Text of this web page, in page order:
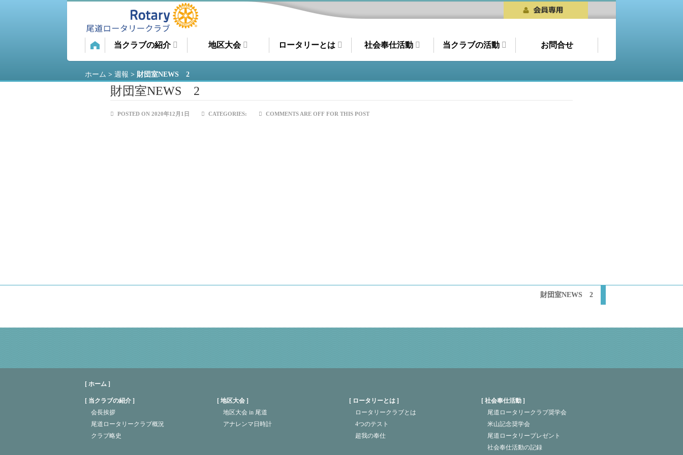
当クラブの紹介 地区大会 ロータリーとは 社会奉仕活動 当クラブの活動 お問合せ
ホーム > 週報 > 財団室NEWS 2
財団室NEWS 2
POSTED ON 2020年12月1日 CATEGORIES: COMMENTS ARE OFF FOR THIS POST
財団室NEWS 2
[ ホーム ]
当クラブの紹介
会長挨拶
尾道ロータリークラブ概況
クラブ略史
地区大会
地区大会 in 尾道
アナレンマ日時計
ロータリーとは
ロータリークラブとは
4つのテスト
超我の奉仕
社会奉仕活動
尾道ロータリークラブ奨学会
米山記念奨学会
尾道ロータリープレゼント
社会奉仕活動の記録